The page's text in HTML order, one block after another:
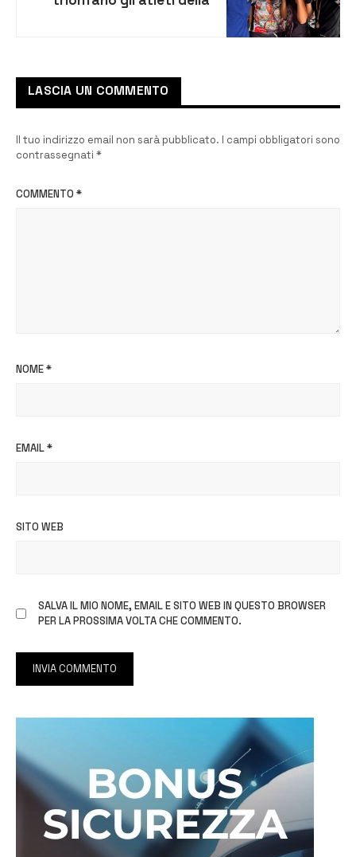
LASCIA UN COMMENTO
Il tuo indirizzo email non sarà pubblicato. I campi obbligatori sono
contrassegnati *
COMMENTO *
NOME*
EMAIL*
SITO WEB
SALVA IL MIO NOME, EMAIL E SITO WEB IN QUESTO BROWSER
PER LA PROSSIMA VOLTA CHE COMMENTO.